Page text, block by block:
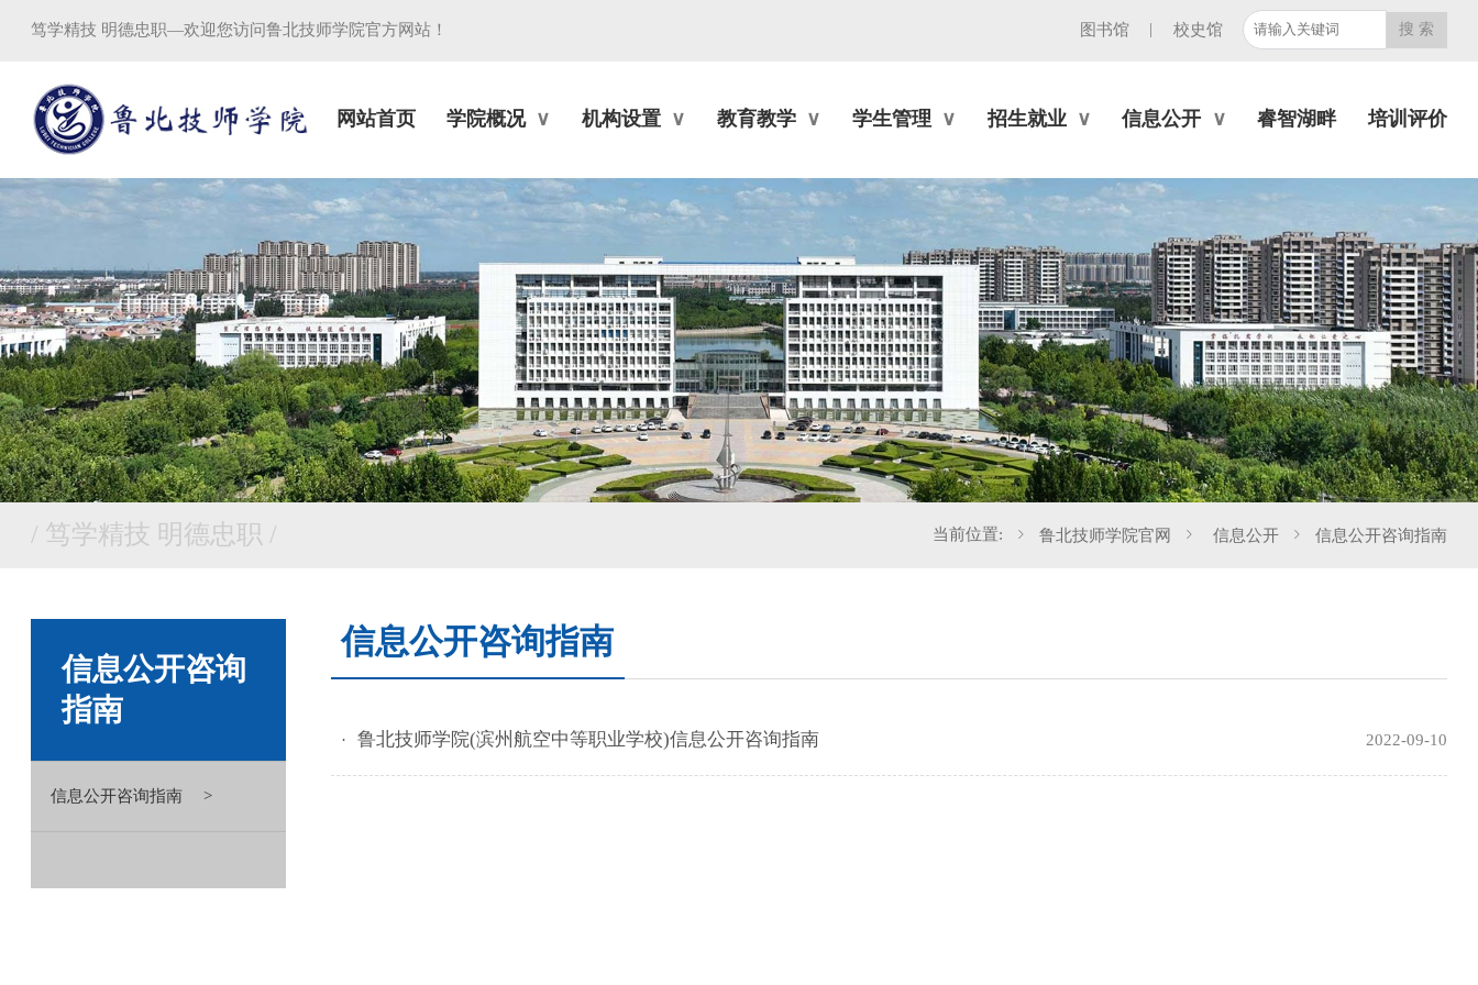
笃学精技 明德忠职—欢迎您访问鲁北技师学院官方网站！ 图书馆 | 校史馆
网站首页 学院概况 机构设置 教育教学 学生管理 招生就业 信息公开 睿智湖畔 培训评价
/ 笃学精技 明德忠职 / 当前位置: 鲁北技师学院官网 信息公开 信息公开咨询指南
信息公开咨询
指南
信息公开咨询指南
信息公开咨询指南
鲁北技师学院(滨州航空中等职业学校)信息公开咨询指南 2022-09-10